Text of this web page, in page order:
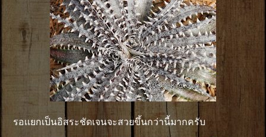
รอเเยกเป็นอิสระชัดเจนจะสวยขึ้นกว่านี้มากครับ